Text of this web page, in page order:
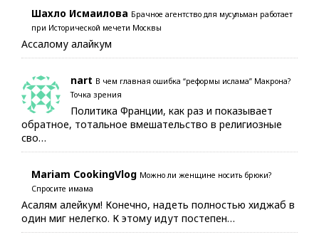
Шахло Исмаилова Брачное агентство для мусульман работает
при Исторической мечети Москвы
Ассалому алайкум
nart В чем главная ошибка “реформы ислама” Макрона?
Точка зрения
Политика Франции, как раз и показывает
обратное, тотальное вмешательство в религиозные
сво…
Mariam CookingVlog Можно ли женщине носить брюки?
Спросите имама
Асалям алейкум! Конечно, надеть полностью хиджаб в
один миг нелегко. К этому идут постепен…